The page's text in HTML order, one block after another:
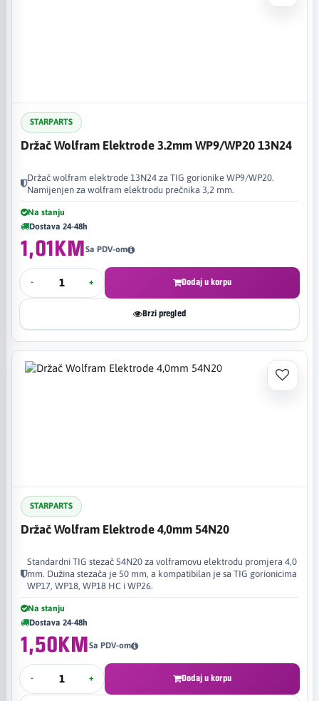
STARPARTS
Držač Wolfram Elektrode 3.2mm WP9/WP20 13N24
Držač wolfram elektrode 13N24 za TIG gorionike WP9/WP20.
Namijenjen za wolfram elektrodu prečnika 3,2 mm.
Na stanju
Dostava 24-48h
1,01KMSa PDV-om
- + Dodaj u korpu
Brzi pregled
STARPARTS
Držač Wolfram Elektrode 4,0mm 54N20
Standardni TIG stezač 54N20 za volframovu elektrodu promjera 4,0
mm. Dužina stezača je 50 mm, a kompatibilan je sa TIG gorionicima
WP17, WP18, WP18 HC i WP26.
Na stanju
Dostava 24-48h
1,50KMSa PDV-om
- + Dodaj u korpu